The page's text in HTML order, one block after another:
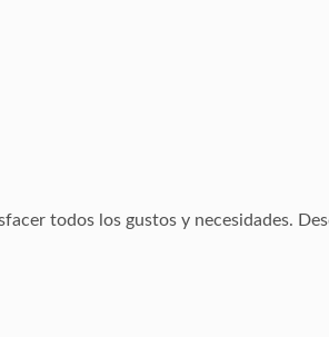
todos los gustos y necesidades.